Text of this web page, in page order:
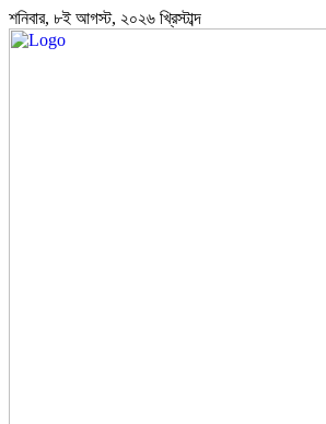
শনিবার, ৮ই আগস্ট, ২০২৬ খ্রিস্টাব্দ